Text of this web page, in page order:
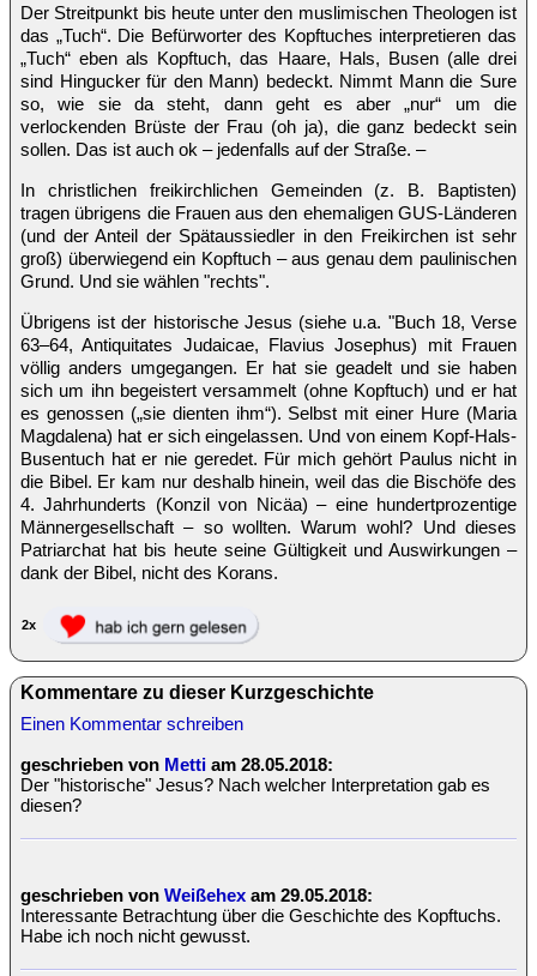
Der Streitpunkt bis heute unter den muslimischen Theologen ist
das „Tuch“. Die Befürworter des Kopftuches interpretieren das
„Tuch“ eben als Kopftuch, das Haare, Hals, Busen (alle drei
sind Hingucker für den Mann) bedeckt. Nimmt Mann die Sure
so, wie sie da steht, dann geht es aber „nur“ um die
verlockenden Brüste der Frau (oh ja), die ganz bedeckt sein
sollen. Das ist auch ok – jedenfalls auf der Straße. –
In christlichen freikirchlichen Gemeinden (z. B. Baptisten)
tragen übrigens die Frauen aus den ehemaligen GUS-Länderen
(und der Anteil der Spätaussiedler in den Freikirchen ist sehr
groß) überwiegend ein Kopftuch – aus genau dem paulinischen
Grund. Und sie wählen "rechts".
Übrigens ist der historische Jesus (siehe u.a. "Buch 18, Verse
63–64, Antiquitates Judaicae, Flavius Josephus) mit Frauen
völlig anders umgegangen. Er hat sie geadelt und sie haben
sich um ihn begeistert versammelt (ohne Kopftuch) und er hat
es genossen („sie dienten ihm“). Selbst mit einer Hure (Maria
Magdalena) hat er sich eingelassen. Und von einem Kopf-Hals-
Busentuch hat er nie geredet. Für mich gehört Paulus nicht in
die Bibel. Er kam nur deshalb hinein, weil das die Bischöfe des
4. Jahrhunderts (Konzil von Nicäa) – eine hundertprozentige
Männergesellschaft – so wollten. Warum wohl? Und dieses
Patriarchat hat bis heute seine Gültigkeit und Auswirkungen –
dank der Bibel, nicht des Korans.
2x
Kommentare zu dieser Kurzgeschichte
Einen Kommentar schreiben
geschrieben von Metti am 28.05.2018:
Der "historische" Jesus? Nach welcher Interpretation gab es
diesen?
geschrieben von Weißehex am 29.05.2018:
Interessante Betrachtung über die Geschichte des Kopftuchs.
Habe ich noch nicht gewusst.